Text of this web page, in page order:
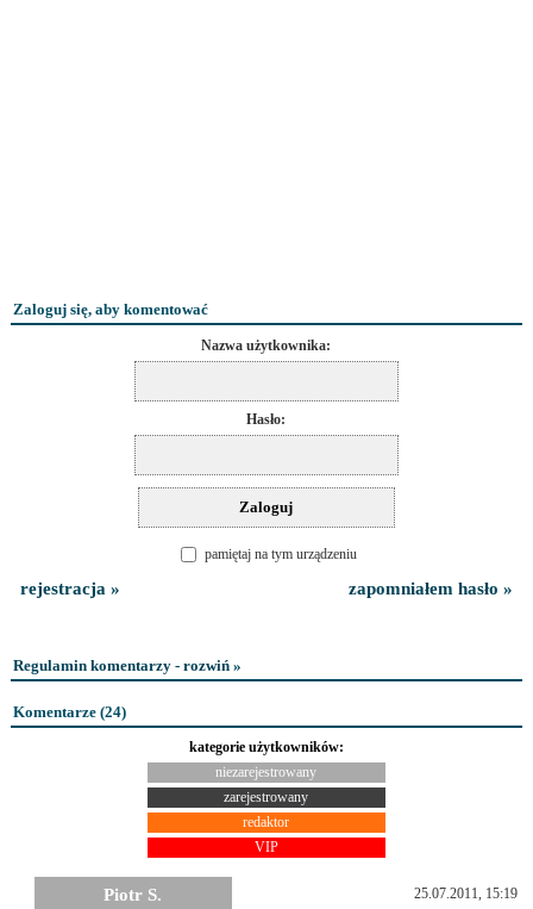
Zaloguj się, aby komentować
Nazwa użytkownika:
Hasło:
pamiętaj na tym urządzeniu
rejestracja » zapomniałem hasło »
Regulamin komentarzy - rozwiń »
Komentarze (24)
kategorie użytkowników:
niezarejestrowany
zarejestrowany
redaktor
VIP
Piotr S. 25.07.2011, 15:19